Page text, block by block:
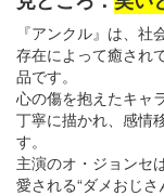
『アンクル』は、
存在によって癒され
品です。
心の傷を抱えたキャ
丁寧に描かれ、感情
す。
主演のオ・ジョンセ
愛される“ダメおじさ